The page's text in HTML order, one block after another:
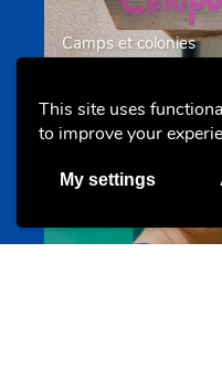
This site uses
to improve your
My settings
Camps et colonies